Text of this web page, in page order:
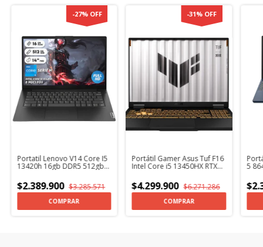
Portatil Lenovo V14 Core I5
13420h 16gb DDR5 512gb
-27% OFF
$2.389.900 $3.285.571
COMPRAR
Portátil Gamer Asus Tuf F16
Intel Core i5 13450HX RTX
512GB SSD Win 11 +
Kaspersky
-31% OFF
$4.299.900 $6.271.286
5